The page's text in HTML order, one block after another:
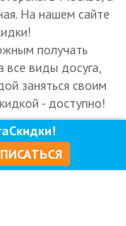
На нашем сайте
получать
все виды досуга,
заняться своим
- доступно!